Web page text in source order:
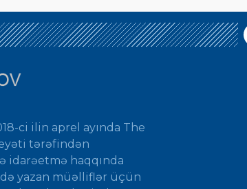
ci ilin aprel ayında The
tərəfindən
idarəetmə haqqında
yazan müəlliflər üçün